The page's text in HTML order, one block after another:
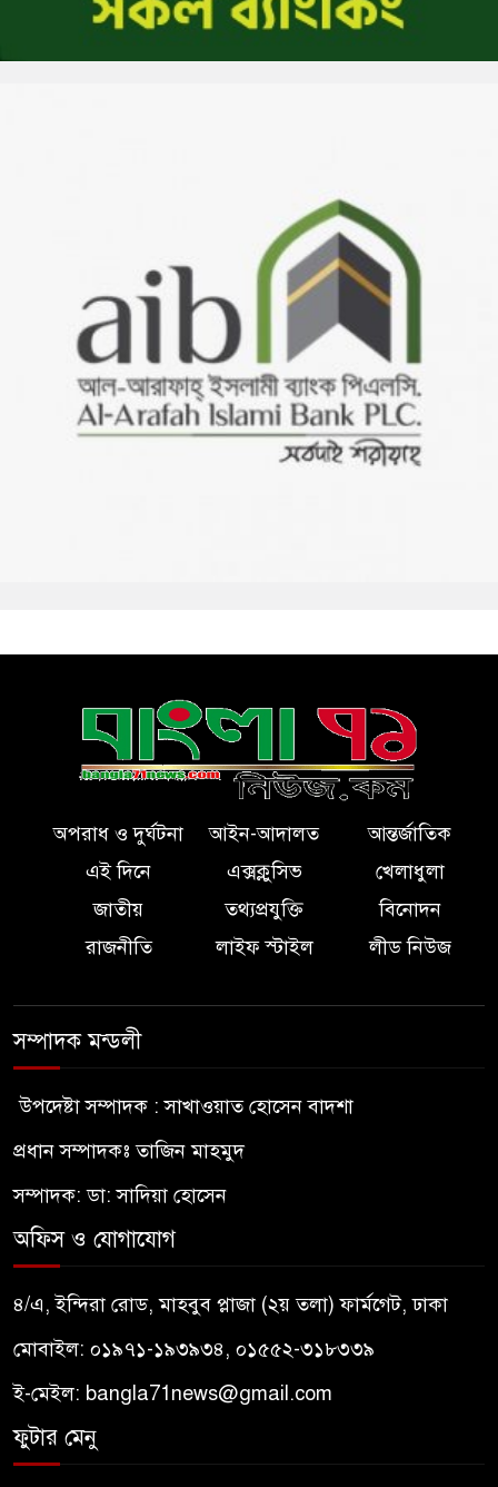
অপরাধ ও দুর্ঘটনা আইন-আদালত
আন্তর্জাতিক
এই দিনে
এক্সক্লুসিভ
খেলাধুলা
জাতীয়
তথ্যপ্রযুক্তি
বিনোদন
রাজনীতি
লাইফ স্টাইল লীড নিউজ
সম্পাদক মন্ডলী
উপদেষ্টা সম্পাদক : সাখাওয়াত হোসেন বাদশা
প্রধান সম্পাদকঃ তাজিন মাহমুদ
সম্পাদক: ডা: সাদিয়া হোসেন
অফিস ও যোগাযোগ
৪/এ, ইন্দিরা রোড, মাহবুব প্লাজা (২য় তলা) ফার্মগেট, ঢাকা
মোবাইল: ০১৯৭১-১৯৩৯৩৪, ০১৫৫২-৩১৮৩৩৯
ই-মেইল: bangla71news@gmail.com
ফুটার মেনু